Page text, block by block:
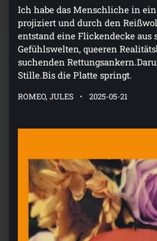
Ich habe das Menschliche in
projiziert und durch den
entstand eine Flickendecke aus
Gefühlswelten, queeren
suchenden
Stille.Bis die Platte springt.
ROMEO, JULES 2025-05-21